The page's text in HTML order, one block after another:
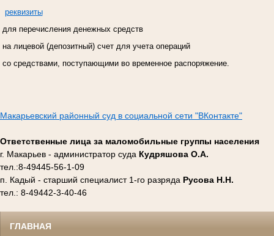
реквизиты
для перечисления денежных средств
на лицевой (депозитный) счет для учета операций
со средствами, поступающими во временное распоряжение.
Макарьевский районный суд в социальной сети "ВКонтакте"
Ответственные лица за маломобильные группы населения
г. Макарьев - администратор суда Кудряшова О.А.
тел.:8-49445-56-1-09
п. Кадый - старший специалист 1-го разряда Русова Н.Н.
тел.: 8-49442-3-40-46
ГЛАВНАЯ